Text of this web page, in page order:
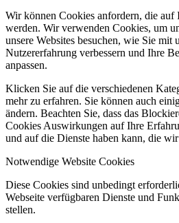
Wir können Cookies anfordern, die auf
werden. Wir verwenden Cookies, um
unsere Websites besuchen, wie Sie mit
Nutzererfahrung verbessern und Ihre
anpassen.
Klicken Sie auf die verschiedenen
mehr zu erfahren. Sie können auch
ändern. Beachten Sie, dass das
Cookies Auswirkungen auf Ihre
und auf die Dienste haben kann, die
Notwendige Website Cookies
Diese Cookies sind unbedingt
Webseite verfügbaren Dienste und
stellen.